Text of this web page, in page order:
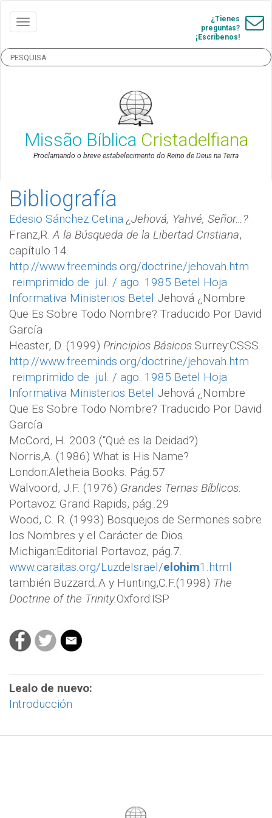
¿Tienes
preguntas?
¡Escríbenos!
Missão Bíblica Cristadelfiana
Proclamando o breve estabelecimento do Reino de Deus na Terra
Bibliografía
Edesio Sánchez Cetina ¿Jehová, Yahvé, Señor…?
Franz,R.A la Búsqueda de la Libertad Cristiana,
capítulo 14.
http://www.freeminds.org/doctrine/jehovah.htm
reimprimido de jul. / ago. 1985 Betel Hoja
Informativa Ministerios Betel Jehová ¿Nombre
Que Es Sobre Todo Nombre? Traducido Por David
García
Heaster, D. (1999) Principios Básicos.Surrey:CSSS.
http://www.freeminds.org/doctrine/jehovah.htm
reimprimido de jul. / ago. 1985 Betel Hoja
Informativa Ministerios Betel Jehová ¿Nombre
Que Es Sobre Todo Nombre? Traducido Por David
García
McCord, H. 2003 (“Qué es la Deidad?)
Norris,A. (1986) What is His Name?
London:Aletheia Books. Pág.57
Walvoord, J.F. (1976) Grandes Temas Bíblicos.
Portavoz: Grand Rapids, pág..29
Wood, C. R. (1993) Bosquejos de Sermones sobre
los Nombres y el Carácter de Dios.
Michigan:Editorial Portavoz, pág.7.
www.caraitas.org/LuzdeIsrael/elohim1.html
también Buzzard;.A y Hunting,C.F.(1998) The
Doctrine of the Trinity.Oxford:ISP
Lealo de nuevo:
Introducción